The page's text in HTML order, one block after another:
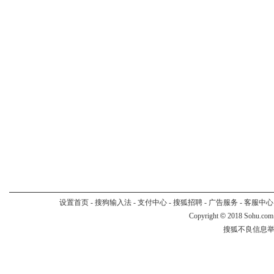
设置首页- 搜狗输入法- 支付中心- 搜狐招聘- 广告服务 - 客服中心
Copyright © 2018
搜狐不良信息